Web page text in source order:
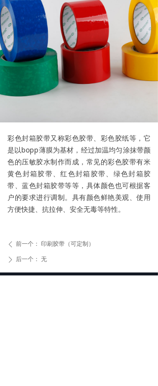
ꄴ 前一个： 印刷胶带（可定制）
彩色封箱胶带又称彩色胶带、彩色胶纸等，它
是以bopp薄膜为基材，经过加温均匀涂抹带颜
色的压敏胶水制作而成，常见的彩色胶带有米
黄色封箱胶带、红色封箱胶带、绿色封箱胶
带、蓝色封箱胶带等等，具体颜色也可根据客
户的要求进行调制。具有颜色鲜艳美观、使用
方便快捷、抗拉伸、安全无毒等特性。
ꄲ 后一个： 无